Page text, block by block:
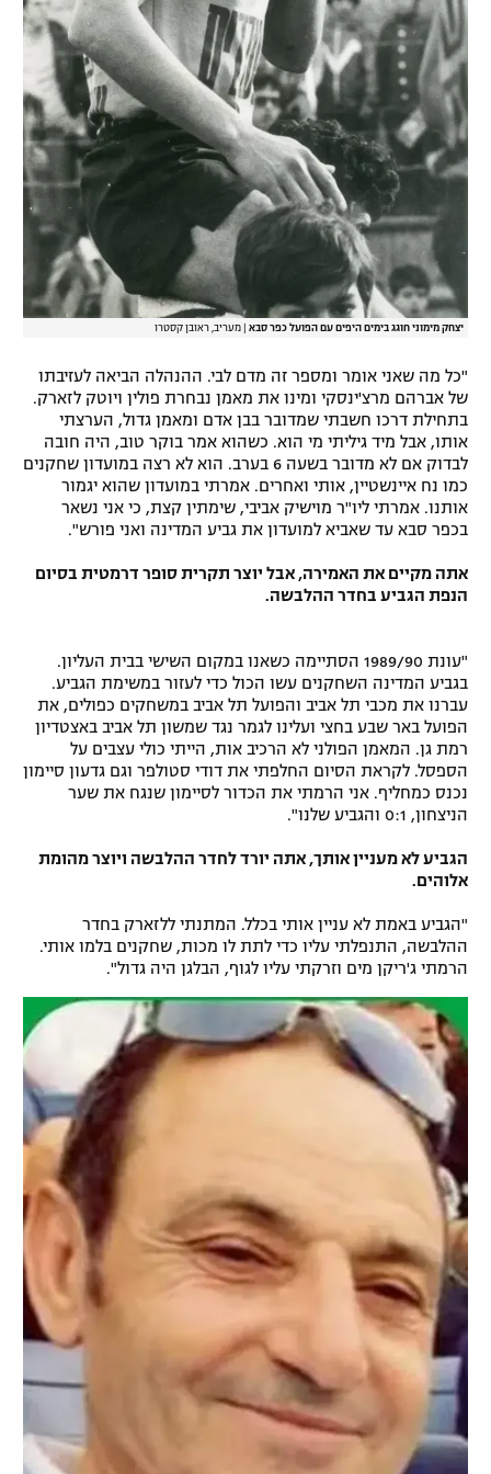
רשיון להקרנה פומבית לבית עסק
הצטרפות לחבילת הערוצים
לוח דרושים – ג'ובנט
תגיות
המגזין
יצחק מימוני חוגג בימים היפים עם הפועל כפר סבא מעריב, ראובן קסטרו
"כל מה שאני אומר ומספר זה מדם לבי. ההנהלה הביאה לעזיבתו
של אברהם מרצ'ינסקי ומינו את מאמן נבחרת פולין ויוטק לזארק.
בתחילת דרכו חשבתי שמדובר בבן אדם ומאמן גדול, הערצתי
אותו, אבל מיד גיליתי מי הוא. כשהוא אמר בוקר טוב, היה חובה
לבדוק אם לא מדובר בשעה 6 בערב. הוא לא רצה במועדון שחקנים
כמו נח איינשטיין, אותי ואחרים. אמרתי במועדון שהוא יגמור
אותנו. אמרתי ליו"ר מוישיק אביבי, שימתין קצת, כי אני נשאר
בכפר סבא עד שאביא למועדון את גביע המדינה ואני פורש".
אתה מקיים את האמירה, אבל יוצר תקרית סופר דרמטית בסיום
הנפת הגביע בחדר ההלבשה.
"עונת 1989/90 הסתיימה כשאנו במקום השישי בבית העליון.
בגביע המדינה השחקנים עשו הכול כדי לעזור במשימת הגביע.
עברנו את מכבי תל אביב והפועל תל אביב במשחקים כפולים, את
הפועל באר שבע בחצי ועלינו לגמר נגד שמשון תל אביב באצטדיון
רמת גן. המאמן הפולני לא הרכיב אות, הייתי כולי עצבים על
הספסל. לקראת הסיום החלפתי את דודי סטולפר וגם גדעון סיימון
נכנס כמחליף. אני הרמתי את הכדור לסיימון שנגח את שער
הניצחון, 0:1 והגביע שלנו".
הגביע לא מעניין אותך, אתה יורד לחדר ההלבשה ויוצר מהומת
אלוהים.
"הגביע באמת לא עניין אותי בכלל. המתנתי ללזארק בחדר
ההלבשה, התנפלתי עליו כדי לתת לו מכות, שחקנים בלמו אותי.
הרמתי ג'ריקן מים וזרקתי עליו לגוף, הבלגן היה גדול".